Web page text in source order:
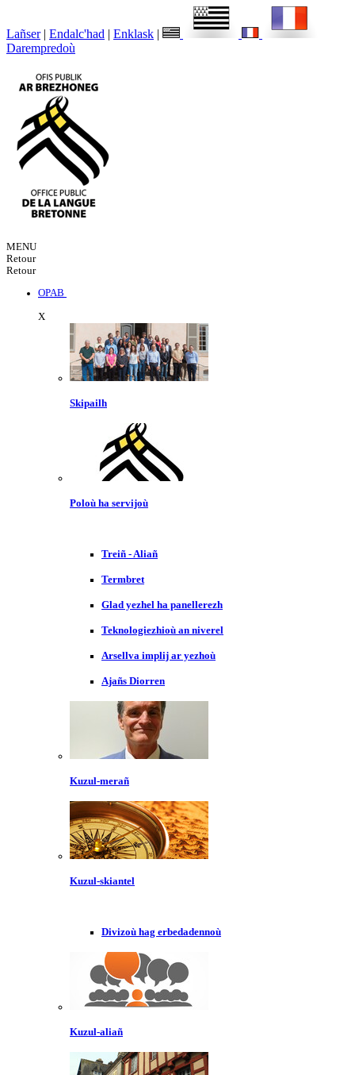
Lañser | Endalc'had | Enklask |
Darempredoù
MENU
Retour
Retour
OPAB
X
Skipailh
Poloù ha servijoù
Treiñ - Aliañ
Termbret
Glad yezhel ha panellerezh
Teknologiezhioù an niverel
Arsellva implij ar yezhoù
Ajañs Diorren
Kuzul-merañ
Kuzul-skiantel
Divizoù hag erbedadennoù
Kuzul-aliañ